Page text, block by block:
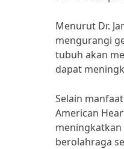
Menurut Dr.
mengurangi
tubuh akan
dapat
Selain
American
berolahraga